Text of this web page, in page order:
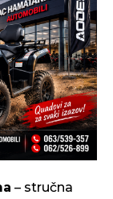
– stručna